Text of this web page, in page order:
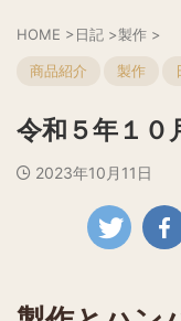
HOME >日記 >製作 >
商品紹介 製作
令和５年１０
2023年10月11日